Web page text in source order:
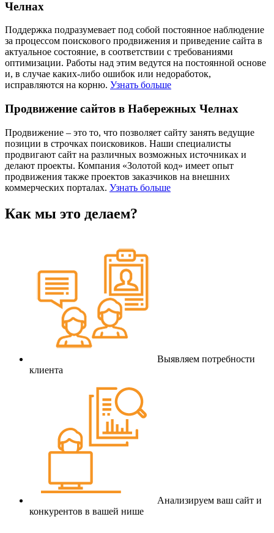
Челнах
Поддержка подразумевает под собой постоянное наблюдение
за процессом поискового продвижения и приведение сайта в
актуальное состояние, в соответствии с требованиями
оптимизации. Работы над этим ведутся на постоянной основе
и, в случае каких-либо ошибок или недоработок,
исправляются на корню. Узнать больше
Продвижение сайтов в Набережных Челнах
Продвижение – это то, что позволяет сайту занять ведущие
позиции в строчках поисковиков. Наши специалисты
продвигают сайт на различных возможных источниках и
делают проекты. Компания «Золотой код» имеет опыт
продвижения также проектов заказчиков на внешних
коммерческих порталах. Узнать больше
Как мы это делаем?
Выявляем потребности
клиента
Анализируем ваш сайт и
конкурентов в вашей нише